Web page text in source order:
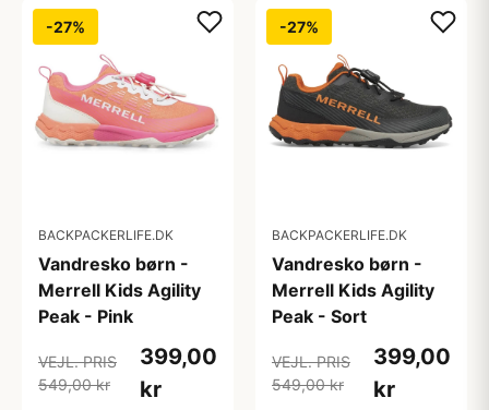
-27%
BACKPACKERLIFE.DK
Vandresko børn -
Merrell Kids Agility
Peak - Pink
VEJL. PRIS
549,00 kr
399,00
kr
-27%
BACKPACKERLIFE.DK
Vandresko børn -
Merrell Kids Agility
Peak - Sort
VEJL. PRIS
549,00 kr
399,00
kr